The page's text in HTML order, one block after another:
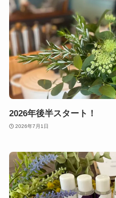
2026年後半スタート！
2026年7月1日